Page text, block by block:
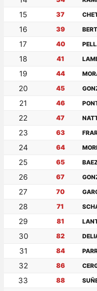
15 37
16 39
17 40
18 41
19 44
20 45
21 46
22 47
23 63
24 64
25 65
26 67
27 70
28 71
29 81
30 82
31 84
32 86
33 88